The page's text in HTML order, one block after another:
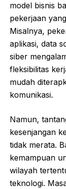
model bisnis
pekerjaan
Misalnya,
aplikasi, data
siber
fleksibilitas
mudah
komunikasi.
Namun,
kesenjangan
tidak merata.
kemampuan
wilayah
teknologi.